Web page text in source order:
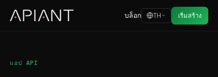
บล็อก TH เริ่มสร้าง
แอป API